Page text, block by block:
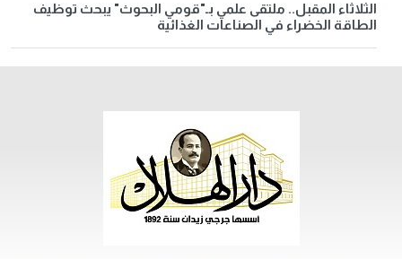
الثلاثاء المقبل.. ملتقى علمي بـ"قومي البحوث" يبحث توظيف
الطاقة الخضراء في الصناعات الغذائية